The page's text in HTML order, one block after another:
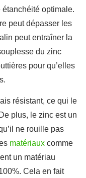
optimale.
peut dépasser les
peut entraîner la
du zinc
pour qu’elles
résistant, ce qui le
plus, le zinc est un
ne rouille pas
matériaux comme
un matériau
Cela en fait